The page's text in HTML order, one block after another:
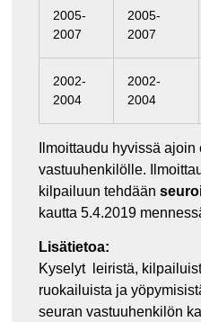
2005-
2007
2005-
2007
2002-
2004
2002-
2004
Ilmoittaudu hyvissä
vastuuhenkilölle.
kilpailuun tehdään
kautta 5.4.2019
Lisätietoa:
Kyselyt leiristä,
ruokailuista ja
seuran vastuuhenkilön